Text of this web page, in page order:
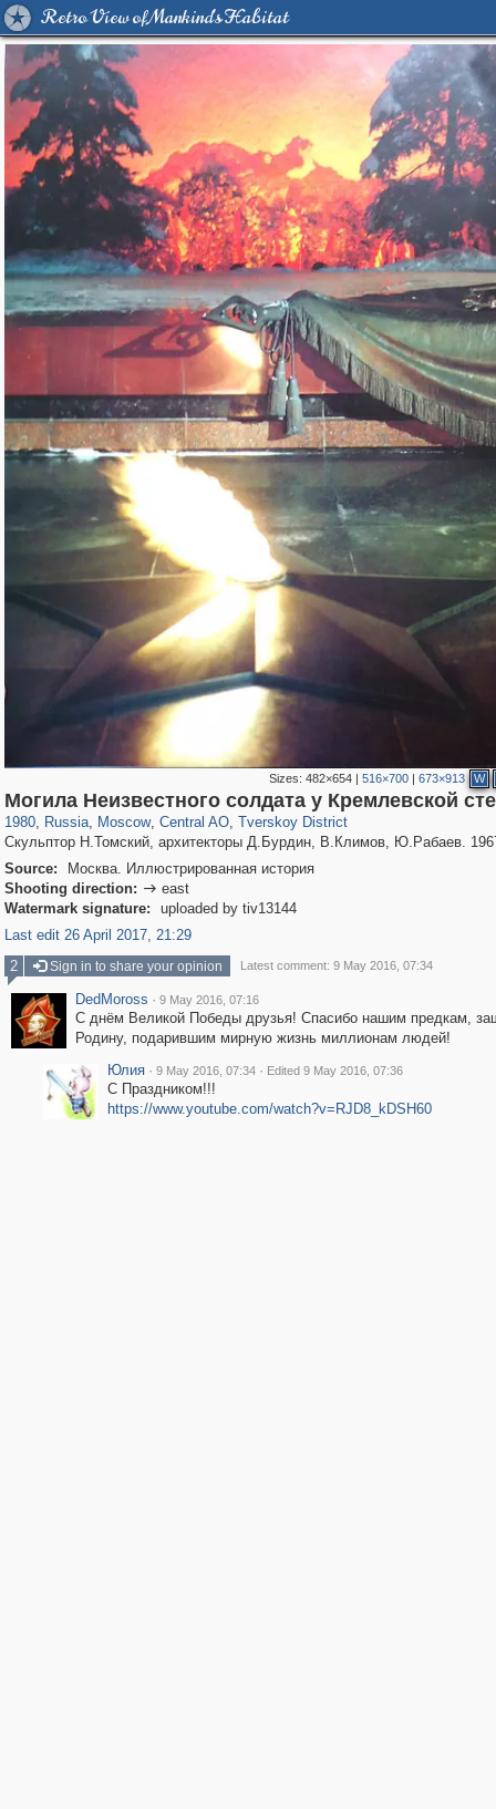
Retro View of Mankind's Habitat
Sizes: 482×654| 516×700| 673×913 W
Могила Неизвестного солдата у Кремлевской
1980, Russia
1,406,848 29,243
, Moscow
319,861 8,286
, Central AO
160,009 5,916
, Tverskoy District
53,052 2,283
Скульптор Н.Томский, архитекторы Д.Бурдин, В.Климов, Ю.Рабаев.
Source:
Москва. Иллюстрированная история
Shooting direction:  east
Watermark signature:
uploaded by tiv13144
Last edit 26 April 2017, 21:29
2
Sign in to share your opinion Latest comment: 9 May 2016, 07:34
DedMoross · 9 May 2016, 07:16
C днём Великой Победы друзья! Спасибо нашим предкам,
Родину, подарившим мирную жизнь миллионам людей!
Юлия · 9 May 2016, 07:34 · Edited 9 May 2016, 07:36
С Праздником!!!
https://www.youtube.com/watch?v=RJD8_kDSH60